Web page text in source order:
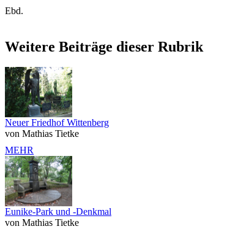
Ebd.
Weitere Beiträge dieser Rubrik
Neuer Friedhof Wittenberg
von Mathias Tietke
MEHR
Eunike-Park und -Denkmal
von Mathias Tietke